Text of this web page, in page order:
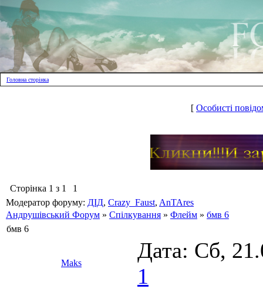
Головна сторінка
[ Особисті
Сторінка 1 з 1
1
Модератор форуму: ДІД, Crazy_Faust, AnTAres
Андрушівський Форум » Спілкування » Флейм » бмв 6
бмв 6
Maks
Дата: Сб,
1